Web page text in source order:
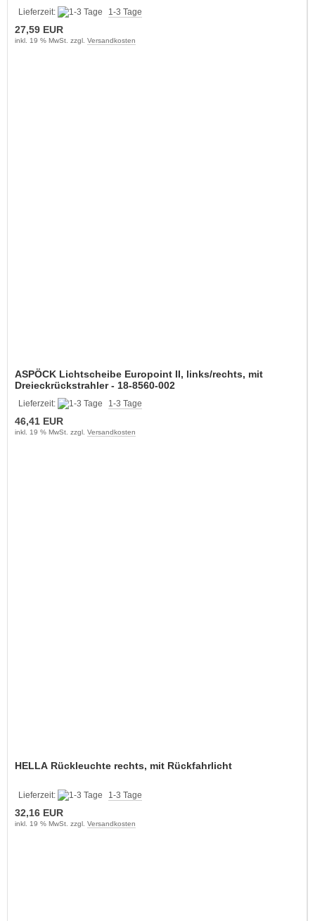
Lieferzeit: 1-3 Tage
27,59 EUR
inkl. 19 % MwSt. zzgl. Versandkosten
ASPÖCK Lichtscheibe Europoint II, links/rechts, mit
Dreieckrückstrahler - 18-8560-002
Lieferzeit: 1-3 Tage
46,41 EUR
inkl. 19 % MwSt. zzgl. Versandkosten
HELLA Rückleuchte rechts, mit Rückfahrlicht
Lieferzeit: 1-3 Tage
32,16 EUR
inkl. 19 % MwSt. zzgl. Versandkosten